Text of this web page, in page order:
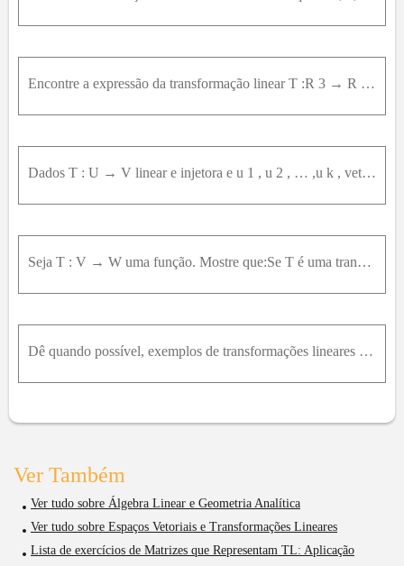
Encontre a expressão da transformação linear T :R 3 → R 3 que é uma rotação de π 3 em torno da reta que passa pela origem e tem a direção do vetor ( 1 ,1 ,0 ) .
Dados T : U → V linear e injetora e u 1 , u 2 , … ,u k , vetores L I em U mostre que T u 1 ,… ,T ( u k ) é L I .
Seja T : V → W uma função. Mostre que:Se T é uma transformação linear, então T 0 = 0 Se T 0 ≠ 0 , então T não é uma transformação linear.
Dê quando possível, exemplos de transformações lineares T , S , L , MeH satisfazendo: T : R 3 → R 2 , sobrejetora. S : R 3 → R 2 , com ker ⁡ S = 0,0 , 0 L : R 3 → R 2 , com I mL = 0,0 M : R 2 → R 2 ,
Ver Também
Ver tudo sobre Álgebra Linear e Geometria Analítica
Ver tudo sobre Espaços Vetoriais e Transformações Lineares
Lista de exercícios de Matrizes que Representam TL: Aplicação